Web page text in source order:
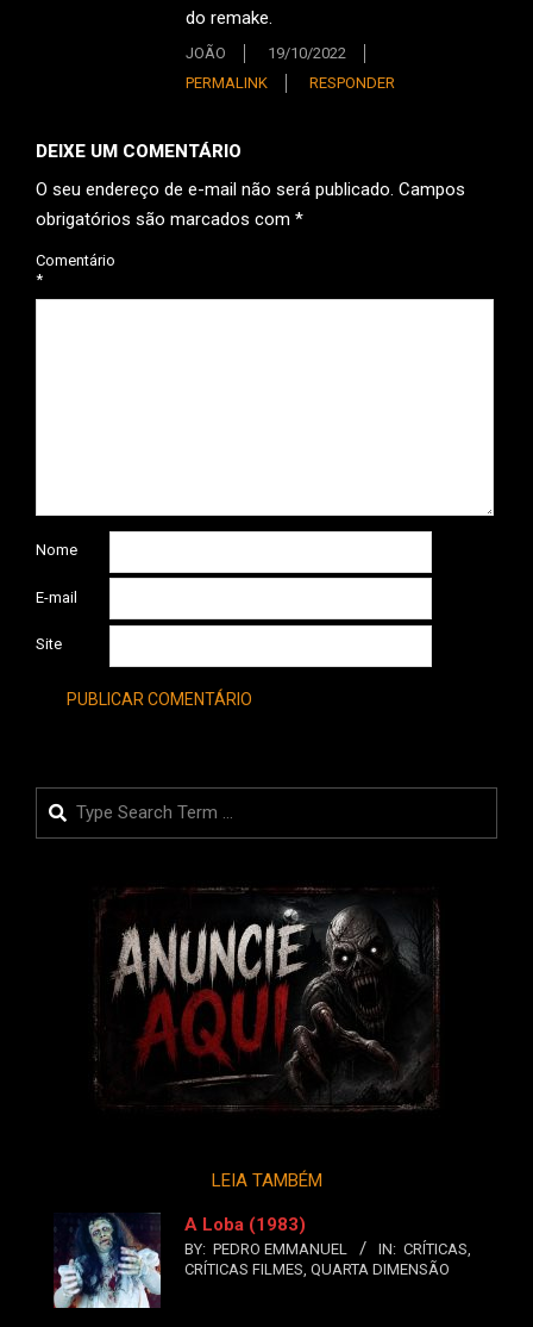
do remake.
JOÃO
19/10/2022
PERMALINK
RESPONDER
DEIXE UM COMENTÁRIO
O seu endereço de e-mail não será publicado. Campos
obrigatórios são marcados com *
Comentário
*
Nome
E-mail
Site
Search
LEIA TAMBÉM
A Loba (1983)
BY: PEDRO EMMANUEL IN: CRÍTICAS,
CRÍTICAS FILMES, QUARTA DIMENSÃO